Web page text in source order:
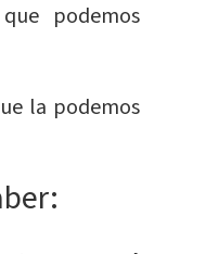
podemos
la podemos